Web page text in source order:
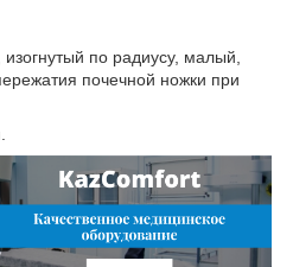
по радиусу, малый,
почечной ножки при